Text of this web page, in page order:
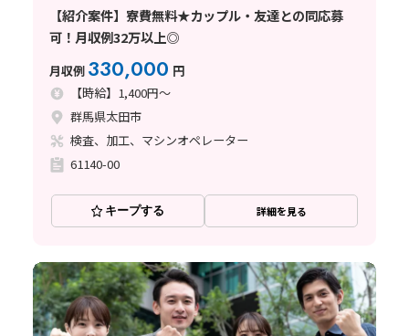
【紹介案件】寮費無料★カップル・友達との同応募
可！月収例32万以上◎
月収例 330,000 円
【時給】1,400円～
群馬県太田市
検査、加工、マシンオペレーター
61140-00
キープする 詳細を見る